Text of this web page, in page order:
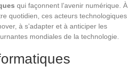
qui façonnent l’avenir numérique. À
quotidien, ces acteurs technologiques
à s’adapter et à anticiper les
mondiales de la technologie.